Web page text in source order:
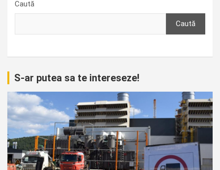
Caută
Caută
S-ar putea sa te intereseze!